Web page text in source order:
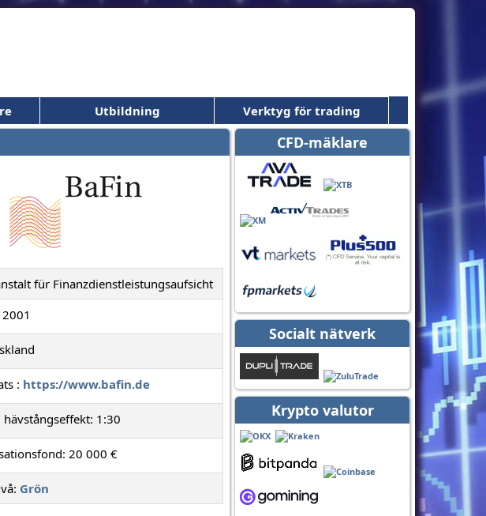
Utbildning Verktyg för trading
CFD-mäklare
Socialt nätverk
Krypto valutor
für Finanzdienstleistungsaufsicht
: https://www.bafin.de
1:30
20 000 €
Grön